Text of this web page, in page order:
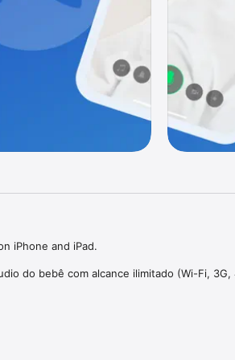
iPhone and iPad.
do bebê com alcance ilimitado (Wi-Fi, 3G,